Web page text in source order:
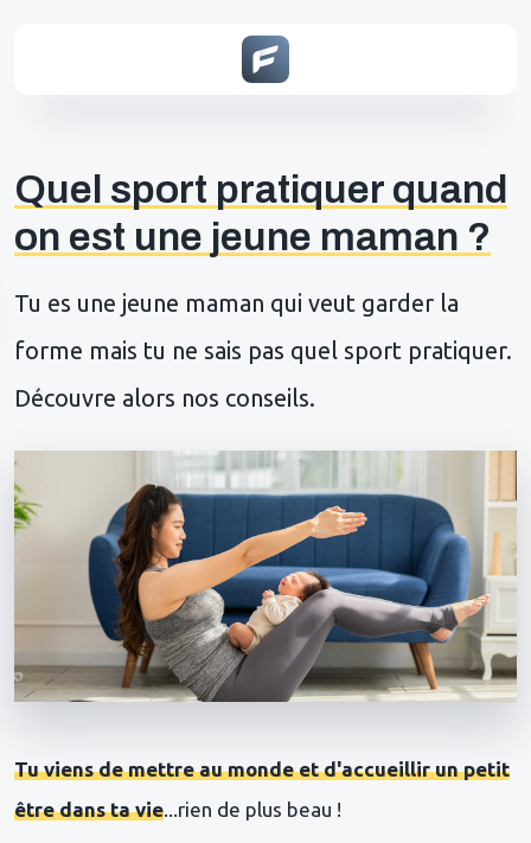
Quel sport pratiquer quand
on est une jeune maman ?
Tu es une jeune maman qui veut garder la
forme mais tu ne sais pas quel sport pratiquer.
Découvre alors nos conseils.
Tu viens de mettre au monde et d'accueillir un petit
être dans ta vie...rien de plus beau !